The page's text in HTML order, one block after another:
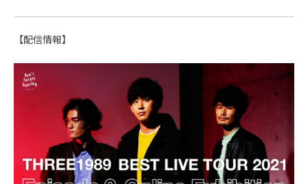
【配信情報】